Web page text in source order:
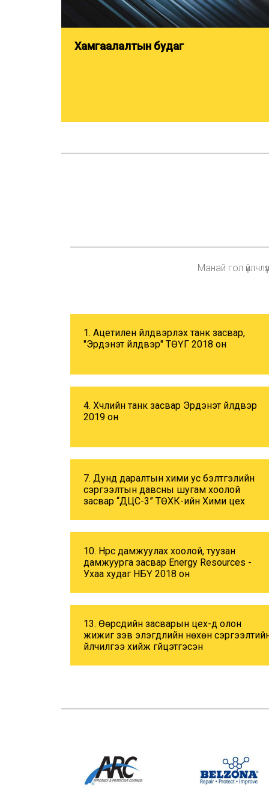
Хамгаалалтын будаг
Манай гол
1. Ацетилен үйлдвэрлэх танк засвар,
"Эрдэнэт үйлдвэр" ТӨҮГ 2018 он
4. Хүчлийн танк засвар Эрдэнэт үйлдвэр
2019 он
7. Дунд даралтын хими ус бэлтгэлийн
сэргээлтын давсны шугам хоолой
засвар “ДЦС-3” ТӨХК-ийн Хими цех
10. Нүүрс дамжуулах хоолой, туузан
дамжуурга засвар Energy Resources -
Ухаа худаг НБҮ 2018 он
13. Өөрсдийн засварын цех-д олон
жижиг зэв элэгдлийн нөхөн
үйлчилгээ хийж гүйцэтгэсэн